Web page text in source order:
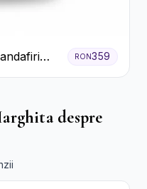
Crini
RON359
despre